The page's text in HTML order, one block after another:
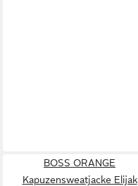
BOSS ORANGE
Kapuzensweatjacke Elijak